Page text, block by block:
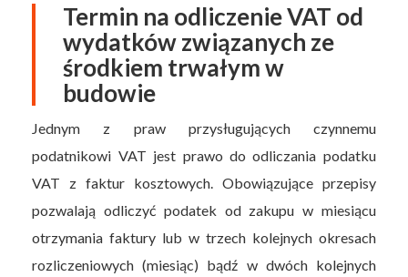
Termin na odliczenie VAT od
wydatków związanych ze
środkiem trwałym w
budowie
Jednym z praw przysługujących czynnemu
podatnikowi VAT jest prawo do odliczania podatku
VAT z faktur kosztowych. Obowiązujące przepisy
pozwalają odliczyć podatek od zakupu w miesiącu
otrzymania faktury lub w trzech kolejnych okresach
rozliczeniowych (miesiąc) bądź w dwóch kolejnych